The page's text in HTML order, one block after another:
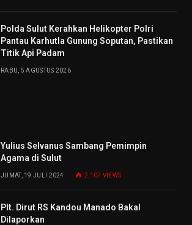
Polda Sulut Kerahkan Helikopter Polri
Pantau Karhutla Gunung Soputan, Pastikan
Titik Api Padam
RABU, 5 AGUSTUS 2026
Yulius Selvanus Sambang Pemimpin
Agama di Sulut
JUMAT, 19 JULI 2024 2,107 VIEWS
Plt. Dirut RS Kandou Manado Bakal
Dilaporkan